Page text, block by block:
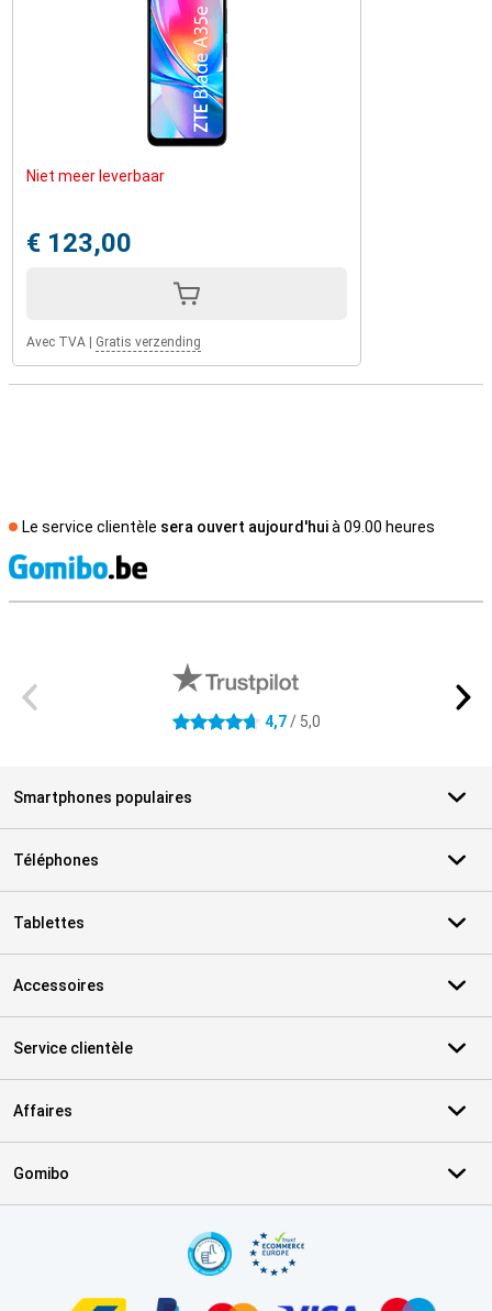
Niet meer leverbaar
€ 123,00
Avec TVA | Gratis verzending
Le service clientèle sera ouvert aujourd'huià 09.00 heures
4.7 étoiles 4,7/ 5,0
Smartphones populaires
Téléphones
Tablettes
Accessoires
Service clientèle
Affaires
Gomibo